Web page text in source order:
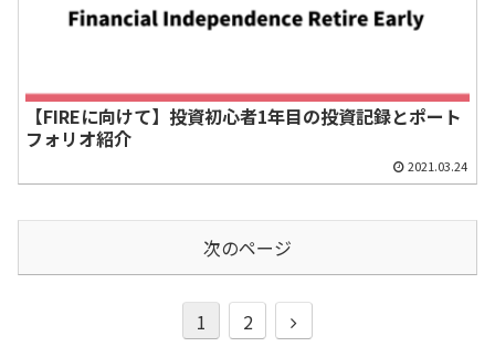
【FIREに向けて】投資初心者1年目の投資記録とポート
フォリオ紹介
2021.03.24
次のページ
1 2